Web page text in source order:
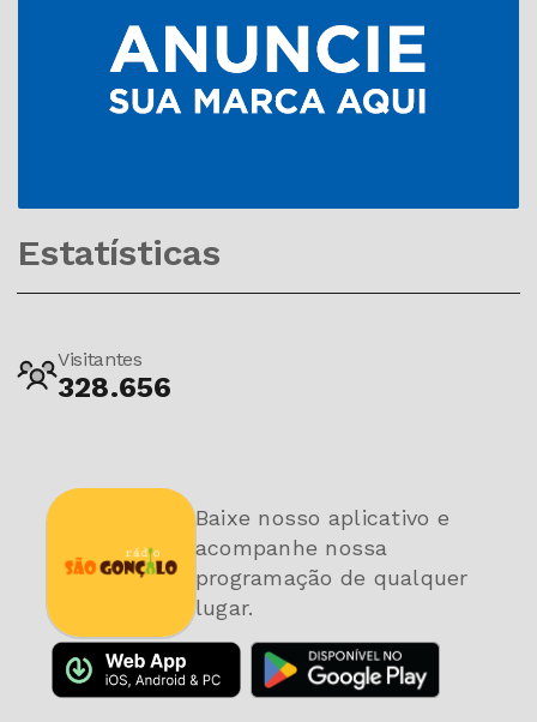
Estatísticas
Visitantes
328.656
Baixe nosso aplicativo e
acompanhe nossa
programação de qualquer
lugar.